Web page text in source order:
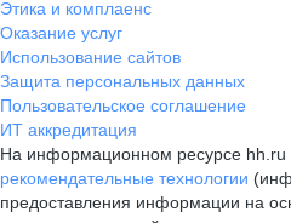
Этика и комплаенс
Оказание услуг
Использование сайтов
Защита персональных данных
Пользовательское соглашение
ИТ аккредитация
На информационном ресурсе hh.ru
рекомендательные технологии
предоставления информации на